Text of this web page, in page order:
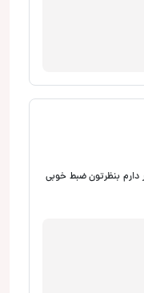
من ضبط مدل ۵۸۵۰ پایونیر دارم بنظرتون ضبط خوبی